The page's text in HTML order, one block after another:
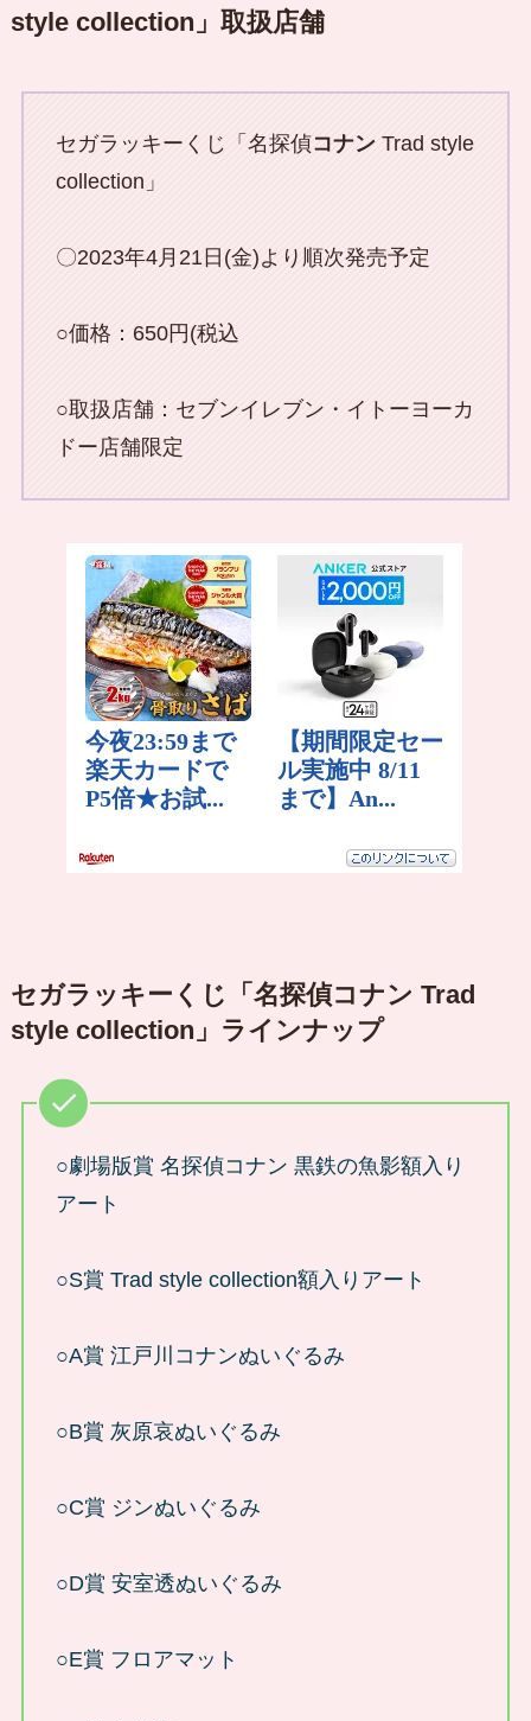
style collection」取扱店舗
セガラッキーくじ「名探偵コナンTrad style
collection」
〇2023年4月21日(金)より順次発売予定
○価格：650円(税込
○取扱店舗：セブンイレブン・イトーヨーカ
ドー店舗限定
セガラッキーくじ「名探偵コナン Trad
style collection」ラインナップ
○劇場版賞 名探偵コナン 黒鉄の魚影額入り
アート
○S賞 Trad style collection額入りアート
○A賞 江戸川コナンぬいぐるみ
○B賞 灰原哀ぬいぐるみ
○C賞 ジンぬいぐるみ
○D賞 安室透ぬいぐるみ
○E賞 フロアマット